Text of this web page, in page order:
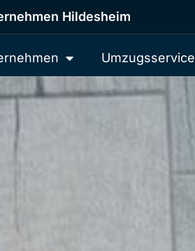
Hildesheim
Umzugsservice